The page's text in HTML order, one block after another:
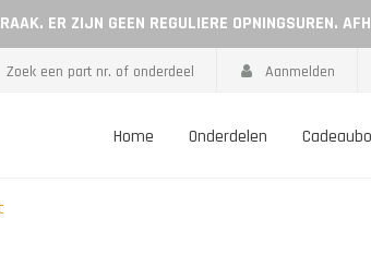
ER ZIJN GEEN REGULIERE OPNINGSUREN.
Aanmelden
Zoek een part nr. of onderdeel
Home Onderdelen